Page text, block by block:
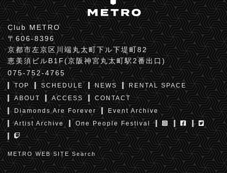
Club METRO
〒606-8396
京都市左京区川端丸太町下ル下堤町82
恵美須ビルB1F(京阪神宮丸太町駅2番出口)
075-752-4765
TOP SCHEDULE NEWS
RENTAL SPACE
ABOUT
ACCESS
CONTACT
Diamonds Are Forever
Event Archive
Artist Archive
One People Festival
METRO WEB SITE Search